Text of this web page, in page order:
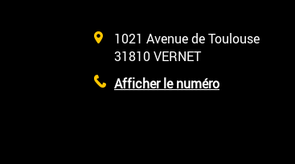
1021 Avenue de Toulouse
31810VERNET
Afficher le numéro